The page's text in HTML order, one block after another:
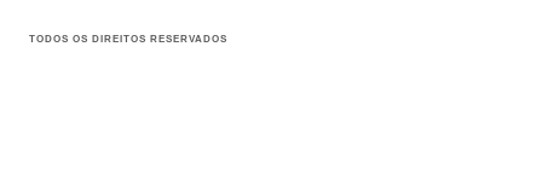
TODOS OS DIREITOS RESERVADOS